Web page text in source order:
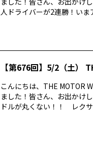
人ドライバーが2連勝！いま
【第676回】5/2（土）
こんにちは、THE MOTOR
ました！皆さん、お出かけ
ドルが丸くない！！ レク